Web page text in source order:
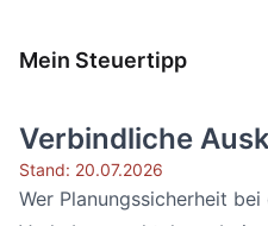
Mein Steuertipp
Verbindliche
Stand: 20.07.2026
Wer Planungssicherheit